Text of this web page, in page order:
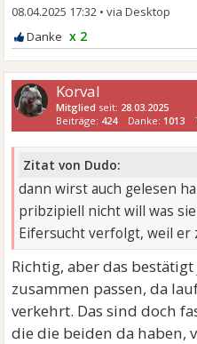
08.04.2025 17:32 •
x 2
Korval
Mitglied seit: 28.03.2025
Beiträge: 424 Danke: 1013
Zitat von Dudo:
dann wirst auch gelesen
pribzipiell nicht will was
Eifersucht verfolgt, weil er
Richtig, aber das
zusammen passen, da
verkehrt. Das sind doch
die die beiden da haben,